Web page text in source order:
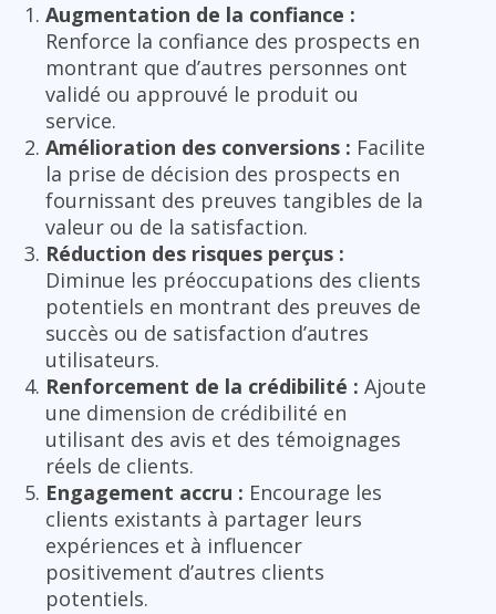
Augmentation de la confiance :
Renforce la confiance des prospects en
montrant que d’autres personnes ont
validé ou approuvé le produit ou
service.
Amélioration des conversions : Facilite
la prise de décision des prospects en
fournissant des preuves tangibles de la
valeur ou de la satisfaction.
Réduction des risques perçus :
Diminue les préoccupations des clients
potentiels en montrant des preuves de
succès ou de satisfaction d’autres
utilisateurs.
Renforcement de la crédibilité : Ajoute
une dimension de crédibilité en
utilisant des avis et des témoignages
réels de clients.
Engagement accru : Encourage les
clients existants à partager leurs
expériences et à influencer
positivement d’autres clients
potentiels.